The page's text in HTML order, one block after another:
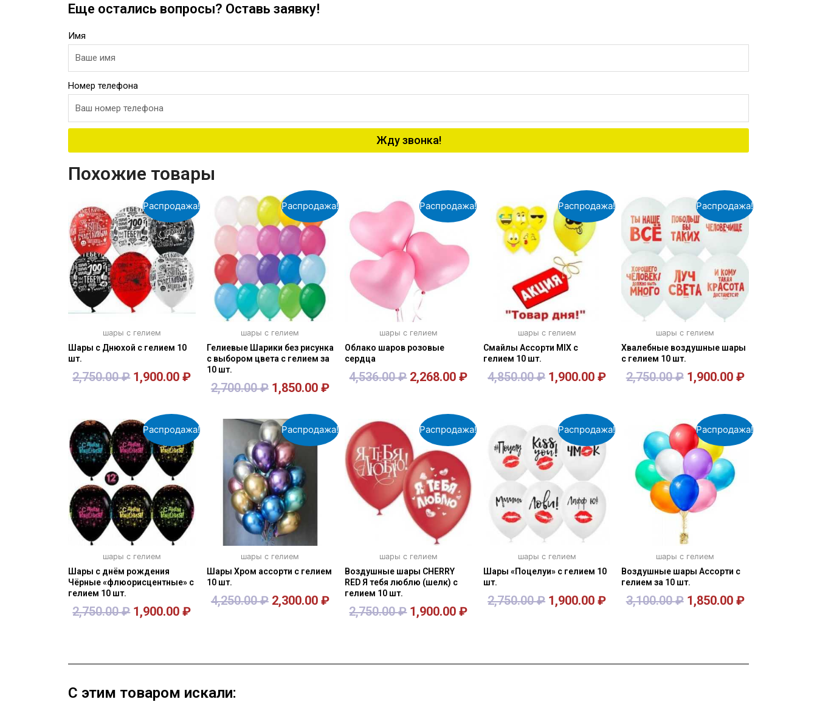
Еще остались вопросы? Оставь заявку!
Имя
Номер телефона
Жду звонка!
Похожие товары
Распродажа!
шары с гелием
Шары с Днюхой с гелием 10
шт.
2,750.00₽ 1,900.00₽
Распродажа!
шары с гелием
Гелиевые Шарики без рисунка
с выбором цвета с гелием за
10 шт.
2,700.00₽ 1,850.00 ₽
Распродажа!
шары с гелием
Облако шаров розовые
сердца
4,536.00₽ 2,268.00₽
Распродажа!
шары с гелием
Смайлы Ассорти MIX с
гелием 10 шт.
4,850.00₽ 1,900.00₽
Распродажа!
шары с гелием
Хвалебные воздушные шары
с гелием 10 шт.
2,750.00₽ 1,900.00 ₽
Распродажа!
шары с гелием
Шары с днём рождения
Чёрные «флюорисцентные» с
гелием 10 шт.
2,750.00₽ 1,900.00₽
Распродажа!
шары с гелием
Шары Хром ассорти с гелием
10 шт.
4,250.00₽ 2,300.00 ₽
Распродажа!
шары с гелием
Воздушные шары CHERRY
RED Я тебя люблю (шелк) с
гелием 10 шт.
2,750.00₽ 1,900.00₽
Распродажа!
шары с гелием
Шары «Поцелуи» с гелием 10
шт.
2,750.00₽ 1,900.00₽
Распродажа!
шары с гелием
Воздушные шары Ассорти с
гелием за 10 шт.
3,100.00₽ 1,850.00 ₽
С этим товаром искали: